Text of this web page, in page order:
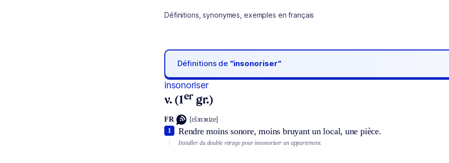
Définitions, synonymes, exemples en français
Définitions de “insonoriser“
insonoriser
v. (1er gr.)
FR [ɛ̃sɔnɔʀize]
Rendre moins sonore, moins bruyant un local, une pièce.
1
Installer du double vitrage pour insonoriser un appartement.